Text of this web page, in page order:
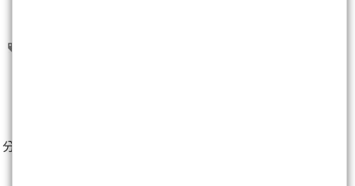
分享至：